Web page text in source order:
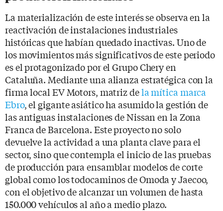
La materialización de este interés se observa en la
reactivación de instalaciones industriales
históricas que habían quedado inactivas. Uno de
los movimientos más significativos de este periodo
es el protagonizado por el Grupo Chery en
Cataluña. Mediante una alianza estratégica con la
firma local EV Motors, matriz dela mítica marca
Ebro, el gigante asiático ha asumido la gestión de
las antiguas instalaciones de Nissan en la Zona
Franca de Barcelona. Este proyecto no solo
devuelve la actividad a una planta clave para el
sector, sino que contempla el inicio de las pruebas
de producción para ensamblar modelos de corte
global como los todocaminos de Omoda y Jaecoo,
con el objetivo de alcanzar un volumen de hasta
150.000 vehículos al año a medio plazo.